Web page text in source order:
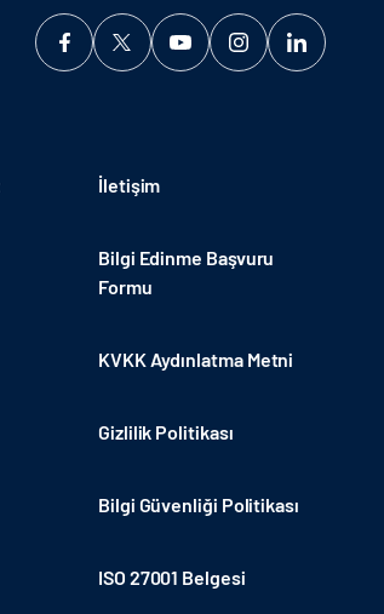
İletişim
Bilgi Edinme Başvuru
Formu
KVKK Aydınlatma Metni
Gizlilik Politikası
Bilgi Güvenliği Politikası
ISO 27001 Belgesi